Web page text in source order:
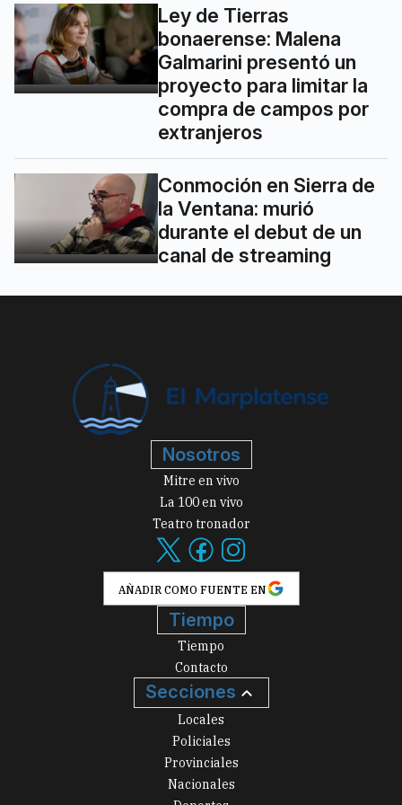
Ley de Tierras
bonaerense: Malena
Galmarini presentó un
proyecto para limitar la
compra de campos por
extranjeros
Conmoción en Sierra de
la Ventana: murió
durante el debut de un
canal de streaming
Nosotros
Mitre en vivo
La 100 en vivo
Teatro tronador
AÑADIR COMO FUENTE EN
Tiempo
Tiempo
Contacto
Secciones
Locales
Policiales
Provinciales
Nacionales